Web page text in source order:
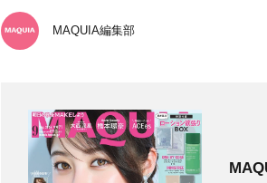
MAQUIA編集部